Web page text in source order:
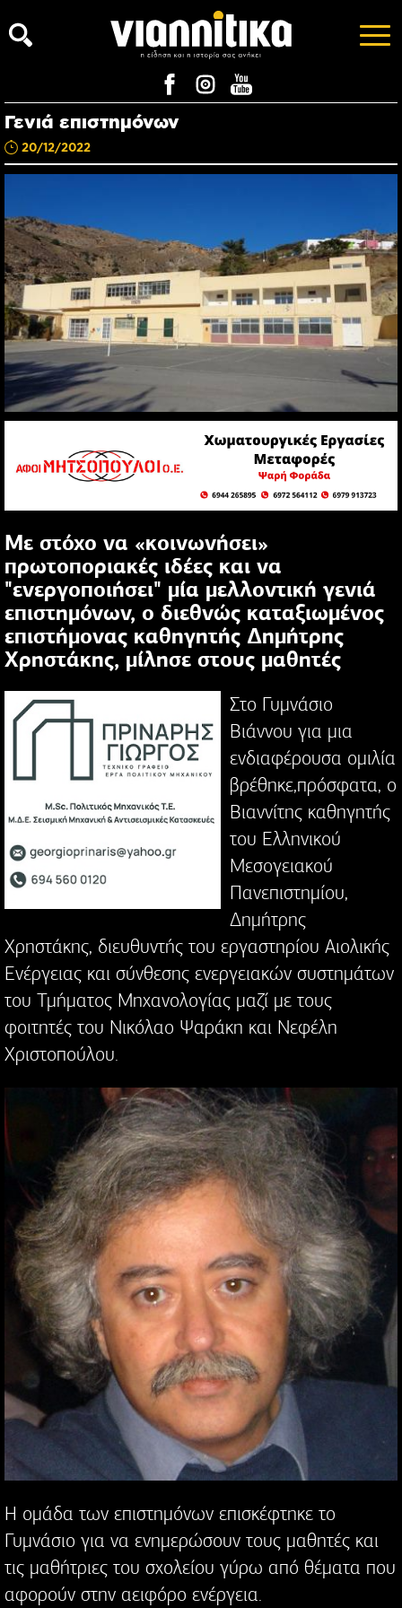
Γενιά επιστημόνων
20/12/2022
Με στόχο να «κοινωνήσει»
πρωτοποριακές ιδέες και να
"ενεργοποιήσει" μία μελλοντική γενιά
επιστημόνων, ο διεθνώς καταξιωμένος
επιστήμονας καθηγητής Δημήτρης
Χρηστάκης, μίλησε στους μαθητές
Στο Γυμνάσιο
Βιάννου για μια
ενδιαφέρουσα ομιλία
βρέθηκε,πρόσφατα, ο
Βιαννίτης καθηγητής
του Ελληνικού
Μεσογειακού
Πανεπιστημίου,
Δημήτρης
Χρηστάκης, διευθυντής του εργαστηρίου Αιολικής
Ενέργειας και σύνθεσης ενεργειακών συστημάτων
του Τμήματος Μηχανολογίας μαζί με τους
φοιτητές του Νικόλαο Ψαράκη και Νεφέλη
Χριστοπούλου.
Η ομάδα των επιστημόνων επισκέφτηκε το
Γυμνάσιο για να ενημερώσουν τους μαθητές και
τις μαθήτριες του σχολείου γύρω από θέματα που
αφορούν στην αειφόρο ενέργεια.